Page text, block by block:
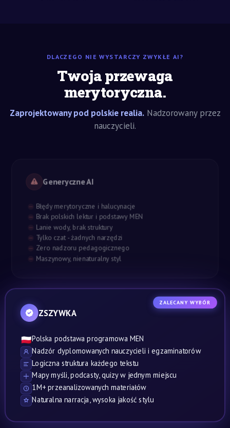
DLACZEGO NIE WYSTARCZY ZWYKŁE AI?
Twoja przewaga
merytoryczna.
Zaprojektowany pod polskie realia.Nadzorowany przez
nauczycieli.
Generyczne AI
Błędy merytoryczne i halucynacje
Brak polskich lektur i podstawy MEN
Lanie wody, brak struktury
Tylko czat - żadnych narzędzi
Zero nadzoru pedagogicznego
Maszynowy, nienaturalny styl
ZALECANY WYBÓR
ZSZYWKA
🇵🇱Polska podstawa programowa MEN
Nadzór dyplomowanych nauczycieli i egzaminatorów
Logiczna struktura każdego tekstu
Mapy myśli, podcasty, quizy w jednym miejscu
1M+ przeanalizowanych materiałów
Naturalna narracja, wysoka jakość stylu